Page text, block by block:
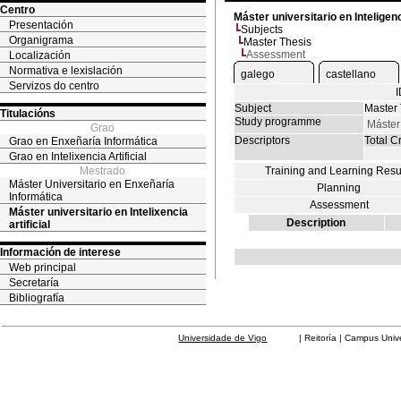
Centro
Presentación
Organigrama
Localización
Normativa e lexislación
Servizos do centro
Titulacións
Grao
Grao en Enxeñaría Informática
Grao en Intelixencia Artificial
Mestrado
Máster Universitario en Enxeñaría
Informática
Máster universitario en Intelixencia
artificial
Información de interese
Web principal
Secretaría
Bibliografía
Máster universitario en
Subjects
Master Thesis
Assessment
galego
castellano
Subject
Master
Study programme
Descriptors
Total
Training and Learning
Planning
Assessment
Description
Universidade de Vigo | Reitoría | Campus